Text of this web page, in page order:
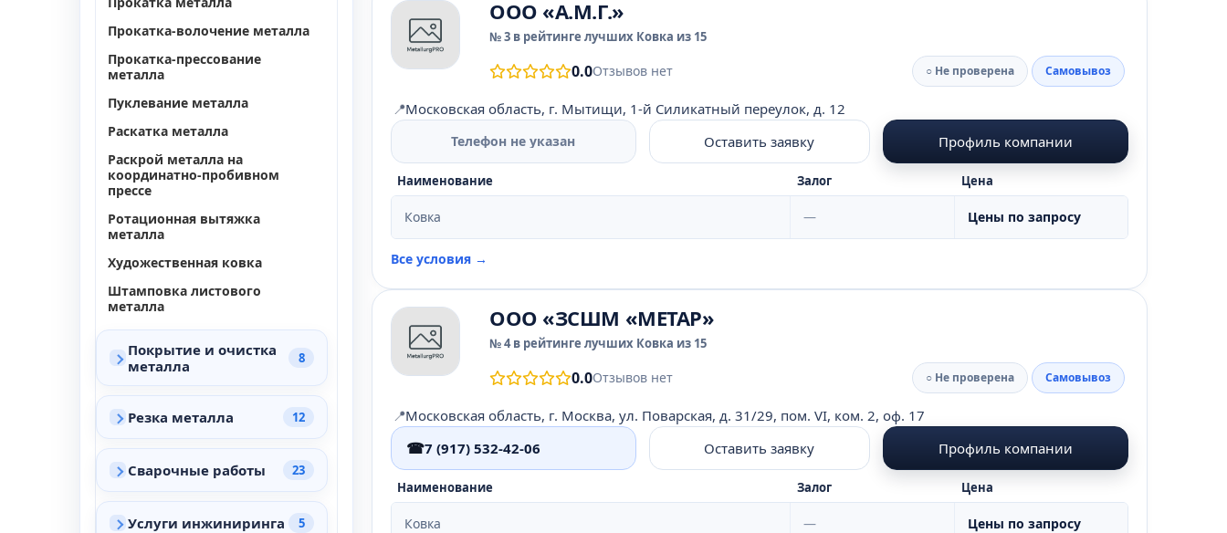
Прокатка-волочение металла
Прокатка-прессование
металла
Пуклевание металла
Раскатка металла
Раскрой металла на
координатно-пробивном
прессе
Ротационная вытяжка
металла
Художественная ковка
Штамповка листового
металла
Покрытие и очистка
металла
8
Резка металла 12
Сварочные работы 23
Услуги инжиниринга 5
ООО «А.М.Г.»
№ 3 в рейтинге лучших Ковка из 15
0.0Отзывов нет ○ Не проверена Самовывоз
📍Московская область, г. Мытищи, 1-й Силикатный переулок, д. 12
Телефон не указан Оставить заявку Профиль компании
Наименование Залог Цена
Ковка — Цены по запросу
Все условия →
ООО «ЗСШМ «МЕТАР»
№ 4 в рейтинге лучших Ковка из 15
0.0Отзывов нет ○ Не проверена Самовывоз
📍Московская область, г. Москва, ул. Поварская, д. 31/29, пом. VI, ком. 2, оф. 17
☎7 (917) 532-42-06 Оставить заявку Профиль компании
Наименование Залог Цена
Ковка — Цены по запросу